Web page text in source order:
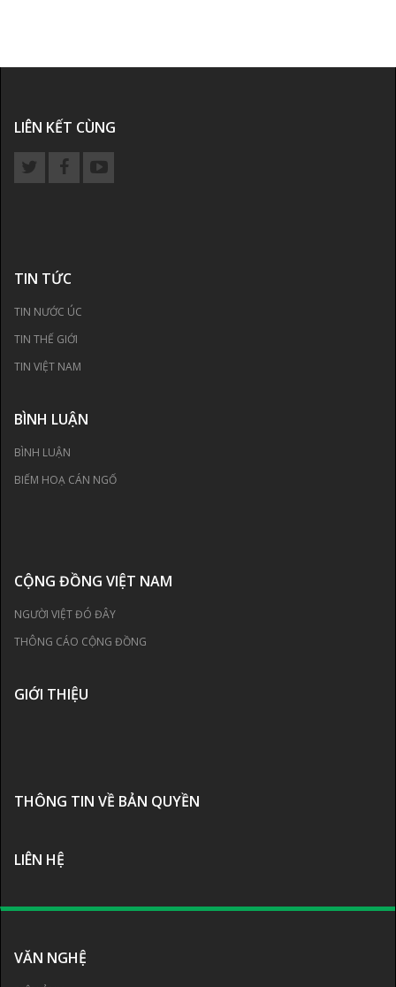
LIÊN KẾT CÙNG
TIN TỨC
TIN NƯỚC ÚC
TIN THẾ GIỚI
TIN VIỆT NAM
BÌNH LUẬN
BÌNH LUẬN
BIẾM HOẠ CÁN NGỐ
CỘNG ĐỒNG VIỆT NAM
NGƯỜI VIỆT ĐÓ ĐÂY
THÔNG CÁO CỘNG ĐỒNG
GIỚI THIỆU
THÔNG TIN VỀ BẢN QUYỀN
LIÊN HỆ
VĂN NGHỆ